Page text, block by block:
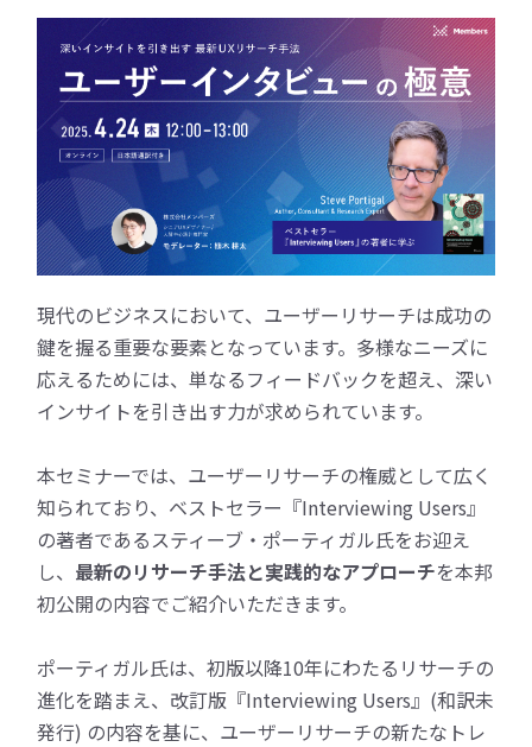
現代のビジネスにおいて、ユーザーリサーチは成功の
鍵を握る重要な要素となっています。多様なニーズに
応えるためには、単なるフィードバックを超え、深い
インサイトを引き出す力が求められています。
本セミナーでは、ユーザーリサーチの権威として広く
知られており、ベストセラー『Interviewing Users』
の著者であるスティーブ・ポーティガル氏をお迎え
し、 最新のリサーチ手法と実践的なアプローチを本邦
初公開の内容でご紹介いただきます。
ポーティガル氏は、初版以降10年にわたるリサーチの
進化を踏まえ、改訂版『Interviewing Users』(和訳未
発行) の内容を基に、ユーザーリサーチの新たなトレ